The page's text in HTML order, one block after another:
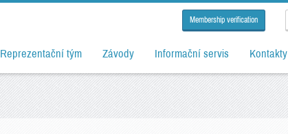
Membership verification
Reprezentační tým Závody Informační servis Kontakty